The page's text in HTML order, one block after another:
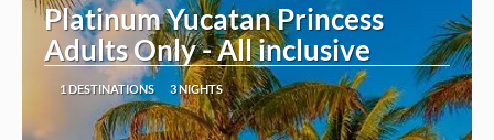
Platinum Yucatan Princess
Adults Only - All inclusive
1 DESTINATIONS 3 NIGHTS